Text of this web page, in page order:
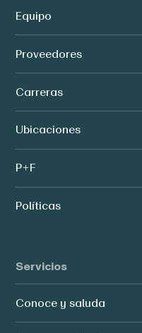
Equipo
Proveedores
Carreras
Ubicaciones
P+F
Políticas
Servicios
Conoce y saluda